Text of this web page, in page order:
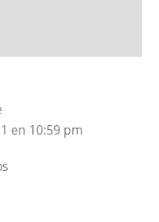
en 10:59 pm